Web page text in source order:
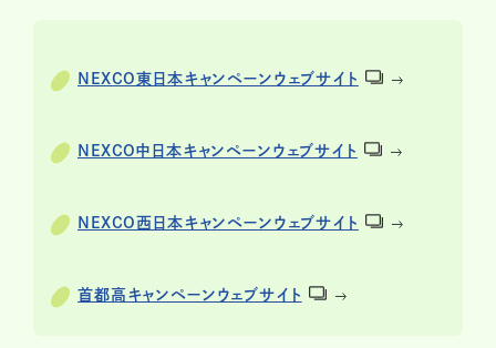
NEXCO東日本キャンペーンウェブサイト
NEXCO中日本キャンペーンウェブサイト
NEXCO西日本キャンペーンウェブサイト
首都高キャンペーンウェブサイト